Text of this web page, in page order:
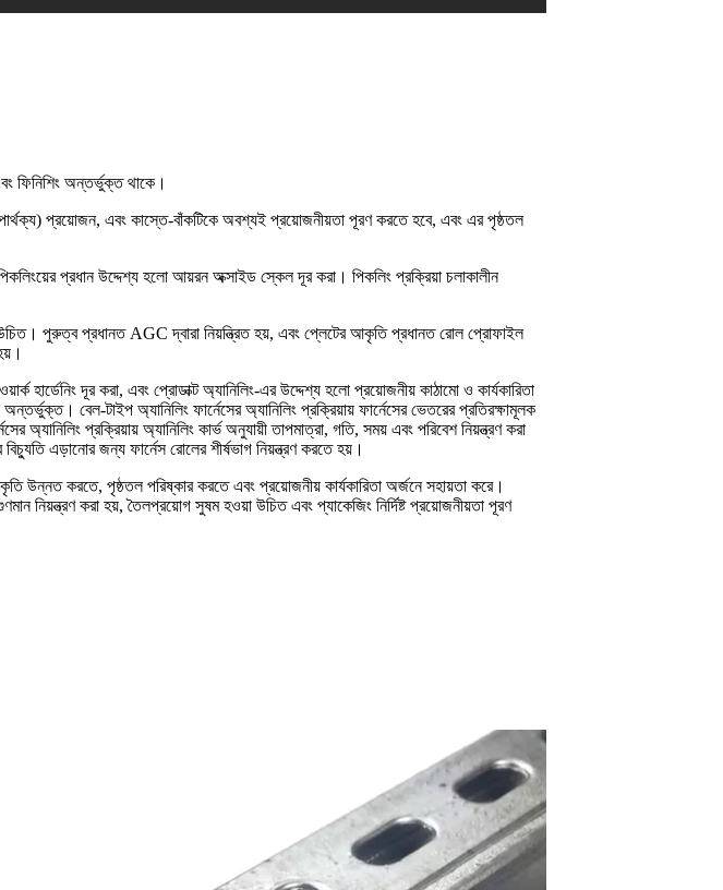
ফিনিশিং অন্তর্ভুক্ত থাকে।
প্রয়োজন, এবং কাস্তে-বাঁকটিকে অবশ্যই প্রয়োজনীয়তা পূরণ করতে হবে, এবং এর পৃষ্ঠতল
প্রধান উদ্দেশ্য হলো আয়রন অক্সাইড স্কেল দূর করা। পিকলিং প্রক্রিয়া চলাকালীন
পুরুত্ব প্রধানত AGC দ্বারা নিয়ন্ত্রিত হয়, এবং প্লেটের আকৃতি প্রধানত রোল প্রোফাইল
হার্ডেনিং দূর করা, এবং প্রোডাক্ট অ্যানিলিং-এর উদ্দেশ্য হলো প্রয়োজনীয় কাঠামো ও কার্যকারিতা
বেল-টাইপ অ্যানিলিং ফার্নেসের অ্যানিলিং প্রক্রিয়ায় ফার্নেসের ভেতরের প্রতিরক্ষামূলক
প্রক্রিয়ায় অ্যানিলিং কার্ভ অনুযায়ী তাপমাত্রা, গতি, সময় এবং পরিবেশ নিয়ন্ত্রণ করা
এড়ানোর জন্য ফার্নেস রোলের শীর্ষভাগ নিয়ন্ত্রণ করতে হয়।
উন্নত করতে, পৃষ্ঠতল পরিষ্কার করতে এবং প্রয়োজনীয় কার্যকারিতা অর্জনে সহায়তা করে।
নিয়ন্ত্রণ করা হয়, তৈলপ্রয়োগ সুষম হওয়া উচিত এবং প্যাকেজিং নির্দিষ্ট প্রয়োজনীয়তা পূরণ